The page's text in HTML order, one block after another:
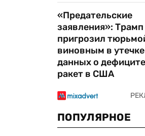
«Предательские
заявления»: Трамп
пригрозил
виновным в утечке
данных о дефиците
ракет в США
ПОПУЛЯРНОЕ